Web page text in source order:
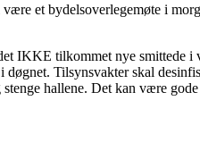
et bydelsoverlegemøte i
IKKE tilkommet nye smittede i
Tilsynsvakter skal
hallene. Det kan være